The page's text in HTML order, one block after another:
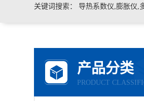
关键词搜索： 导热系数仪,膨胀仪,多元素快速分
产品分类